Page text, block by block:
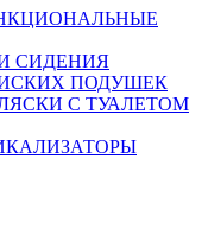
СИДЕНИЯ
ПОДУШЕК
С ТУАЛЕТОМ